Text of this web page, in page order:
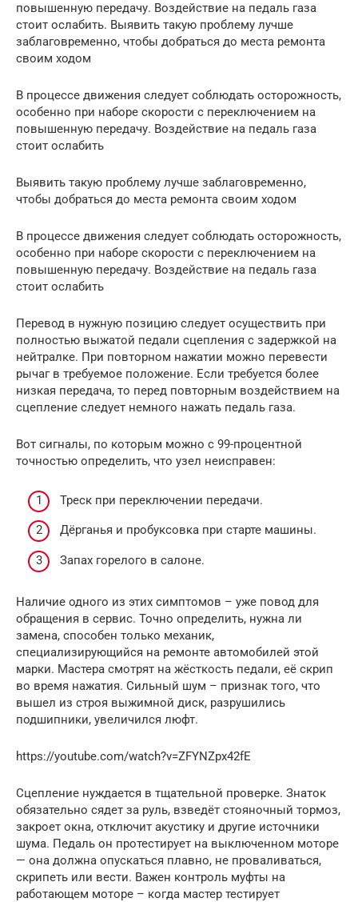
повышенную передачу. Воздействие на педаль газа
стоит ослабить. Выявить такую проблему лучше
заблаговременно, чтобы добраться до места ремонта
своим ходом
В процессе движения следует соблюдать осторожность,
особенно при наборе скорости с переключением на
повышенную передачу. Воздействие на педаль газа
стоит ослабить
Выявить такую проблему лучше заблаговременно,
чтобы добраться до места ремонта своим ходом
В процессе движения следует соблюдать осторожность,
особенно при наборе скорости с переключением на
повышенную передачу. Воздействие на педаль газа
стоит ослабить
Перевод в нужную позицию следует осуществить при
полностью выжатой педали сцепления с задержкой на
нейтралке. При повторном нажатии можно перевести
рычаг в требуемое положение. Если требуется более
низкая передача, то перед повторным воздействием на
сцепление следует немного нажать педаль газа.
Вот сигналы, по которым можно с 99-процентной
точностью определить, что узел неисправен:
Треск при переключении передачи.
Дёрганья и пробуксовка при старте машины.
Запах горелого в салоне.
Наличие одного из этих симптомов – уже повод для
обращения в сервис. Точно определить, нужна ли
замена, способен только механик,
специализирующийся на ремонте автомобилей этой
марки. Мастера смотрят на жёсткость педали, её скрип
во время нажатия. Сильный шум – признак того, что
вышел из строя выжимной диск, разрушились
подшипники, увеличился люфт.
https://youtube.com/watch?v=ZFYNZpx42fE
Сцепление нуждается в тщательной проверке. Знаток
обязательно сядет за руль, взведёт стояночный тормоз,
закроет окна, отключит акустику и другие источники
шума. Педаль он протестирует на выключенном моторе
— она должна опускаться плавно, не проваливаться,
скрипеть или вести. Важен контроль муфты на
работающем моторе – когда мастер тестирует